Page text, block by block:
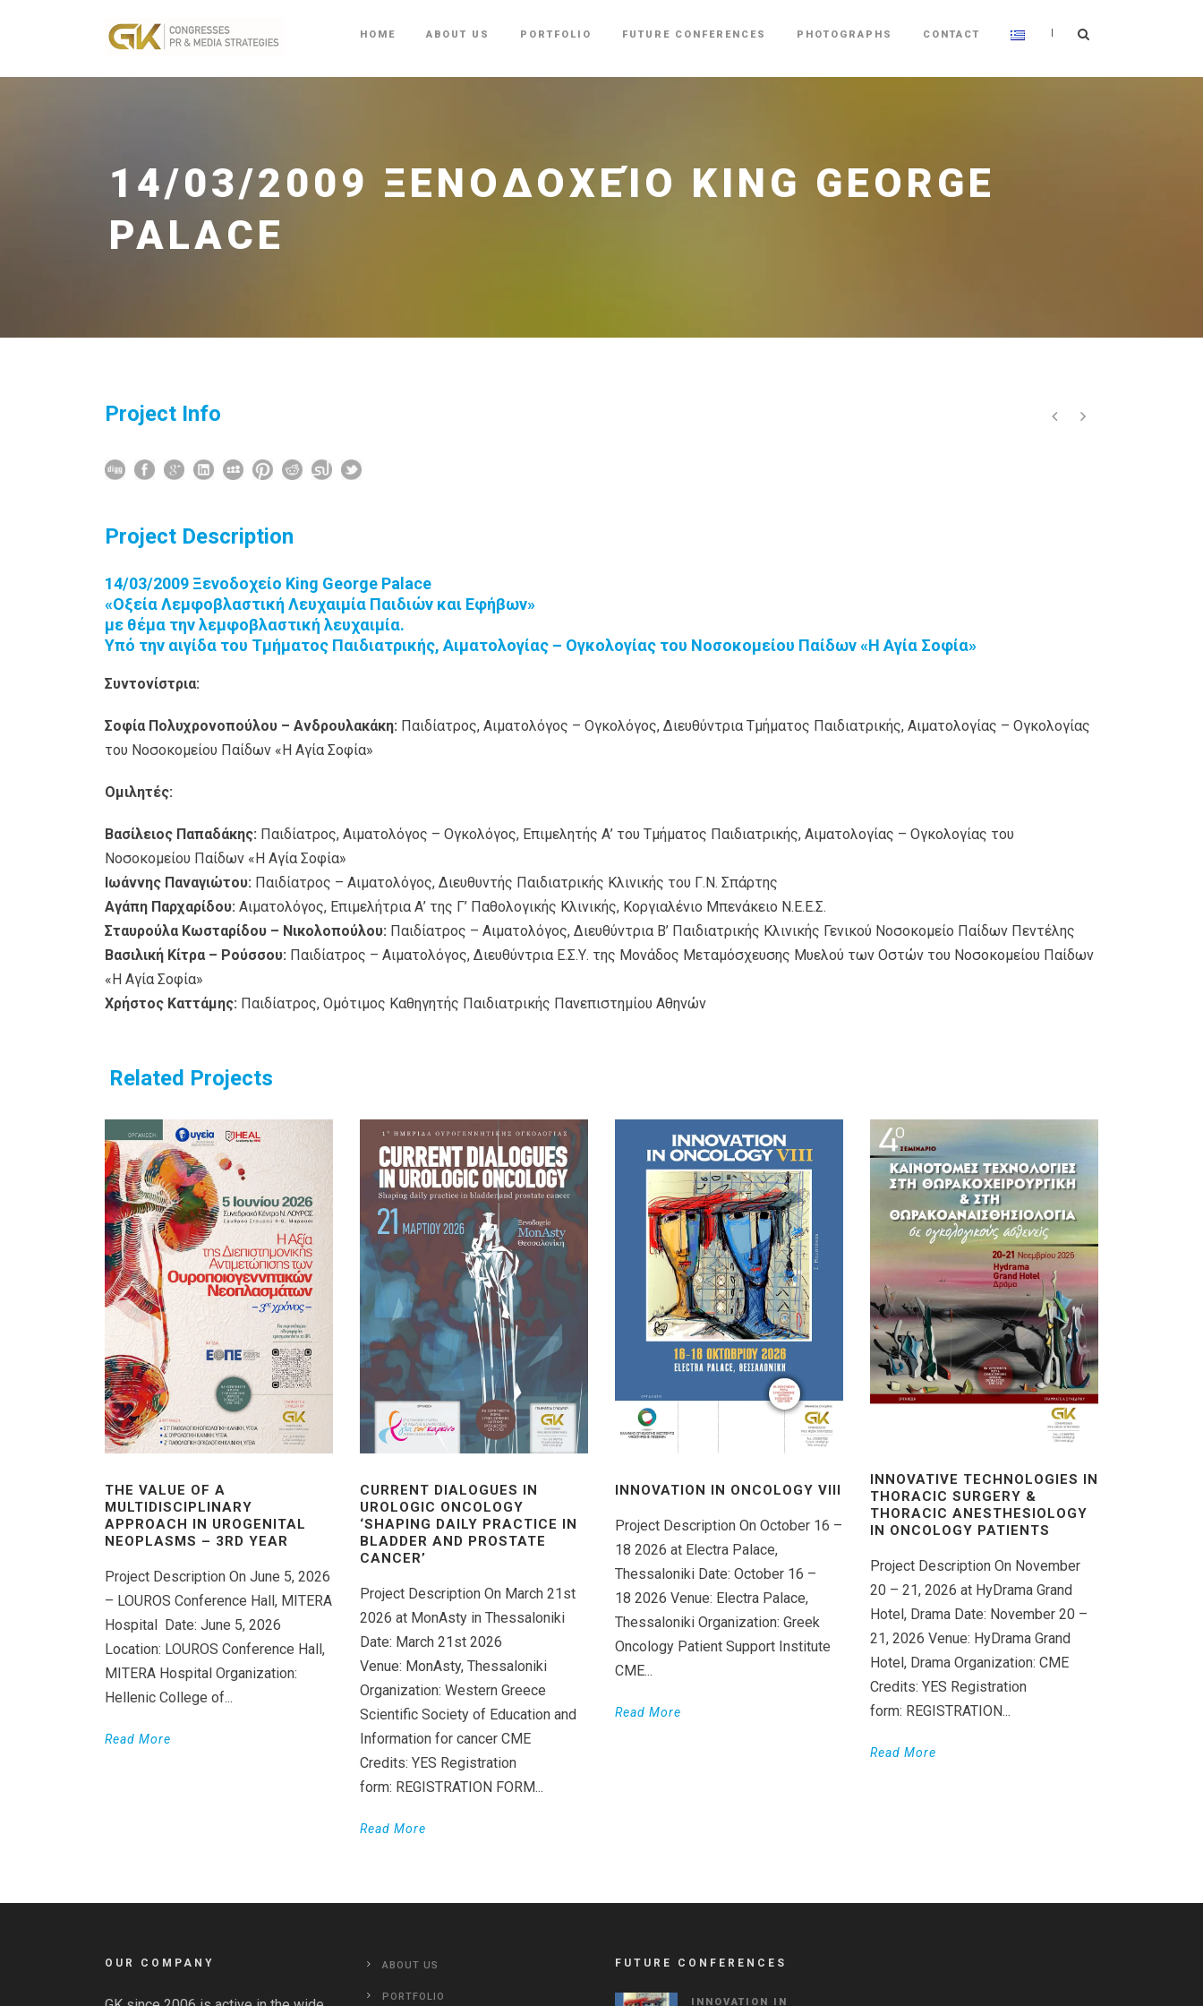
HOME ABOUT US PORTFOLIO FUTURE CONFERENCES PHOTOGRAPHS CONTACT |
14/03/2009 ΞΕΝΟΔΟΧΕΊΟ KING GEORGE
PALACE
Project Info
Project Description
14/03/2009 Ξενοδοχείο King George Palace
«Οξεία Λεμφοβλαστική Λευχαιμία Παιδιών και Εφήβων»
με θέμα την λεμφοβλαστική λευχαιμία.
Υπό την αιγίδα του Τμήματος Παιδιατρικής, Αιματολογίας – Ογκολογίας του Νοσοκομείου Παίδων «Η Αγία Σοφία»
Συντονίστρια:
Σοφία Πολυχρονοπούλου – Ανδρουλακάκη: Παιδίατρος, Αιματολόγος – Ογκολόγος, Διευθύντρια Τμήματος Παιδιατρικής, Αιματολογίας – Ογκολογίας
του Νοσοκομείου Παίδων «Η Αγία Σοφία»
Ομιλητές:
Βασίλειος Παπαδάκης: Παιδίατρος, Αιματολόγος – Ογκολόγος, Επιμελητής Α’ του Τμήματος Παιδιατρικής, Αιματολογίας – Ογκολογίας του
Νοσοκομείου Παίδων «Η Αγία Σοφία»
Ιωάννης Παναγιώτου: Παιδίατρος – Αιματολόγος, Διευθυντής Παιδιατρικής Κλινικής του Γ.Ν. Σπάρτης
Αγάπη Παρχαρίδου: Αιματολόγος, Επιμελήτρια Α’ της Γ’ Παθολογικής Κλινικής, Κοργιαλένιο Μπενάκειο Ν.Ε.Ε.Σ.
Σταυρούλα Κωσταρίδου – Νικολοπούλου: Παιδίατρος – Αιματολόγος, Διευθύντρια Β’ Παιδιατρικής Κλινικής Γενικού Νοσοκομείο Παίδων Πεντέλης
Βασιλική Κίτρα – Ρούσσου: Παιδίατρος – Αιματολόγος, Διευθύντρια Ε.Σ.Υ. της Μονάδος Μεταμόσχευσης Μυελού των Οστών του Νοσοκομείου Παίδων
«Η Αγία Σοφία»
Χρήστος Καττάμης: Παιδίατρος, Ομότιμος Καθηγητής Παιδιατρικής Πανεπιστημίου Αθηνών
Related Projects
THE VALUE OF A
MULTIDISCIPLINARY
APPROACH IN UROGENITAL
NEOPLASMS – 3RD YEAR
Project Description On June 5, 2026
– LOUROS Conference Hall, MITERA
Hospital Date: June 5, 2026
Location: LOUROS Conference Hall,
MITERA Hospital Organization:
Hellenic College of...
Read More
CURRENT DIALOGUES IN
UROLOGIC ONCOLOGY
‘SHAPING DAILY PRACTICE IN
BLADDER AND PROSTATE
CANCER’
Project Description On March 21st
2026 at MonAsty in Thessaloniki
Date: March 21st 2026
Venue: MonAsty, Thessaloniki
Organization: Western Greece
Scientific Society of Education and
Information for cancer CME
Credits: YES Registration
form: REGISTRATION FORM...
Read More
INNOVATION IN ONCOLOGY VΙIΙ
Project Description On October 16 –
18 2026 at Electra Palace,
Thessaloniki Date: October 16 –
18 2026 Venue: Electra Palace,
Thessaloniki Organization: Greek
Oncology Patient Support Institute
CME...
Read More
INNOVATIVE TECHNOLOGIES IN
THORACIC SURGERY &
THORACIC ANESTHESIOLOGY
IN ONCOLOGY PATIENTS
Project Description On November
20 – 21, 2026 at HyDrama Grand
Hotel, Drama Date: November 20 –
21, 2026 Venue: HyDrama Grand
Hotel, Drama Organization: CME
Credits: YES Registration
form: REGISTRATION...
Read More
OUR COMPANY ABOUT US
PORTFOLIO
FUTURE CONFERENCES
INNOVATION IN